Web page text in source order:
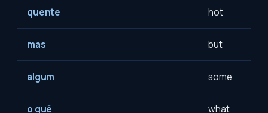
quente hot
mas but
algum some
o quê what